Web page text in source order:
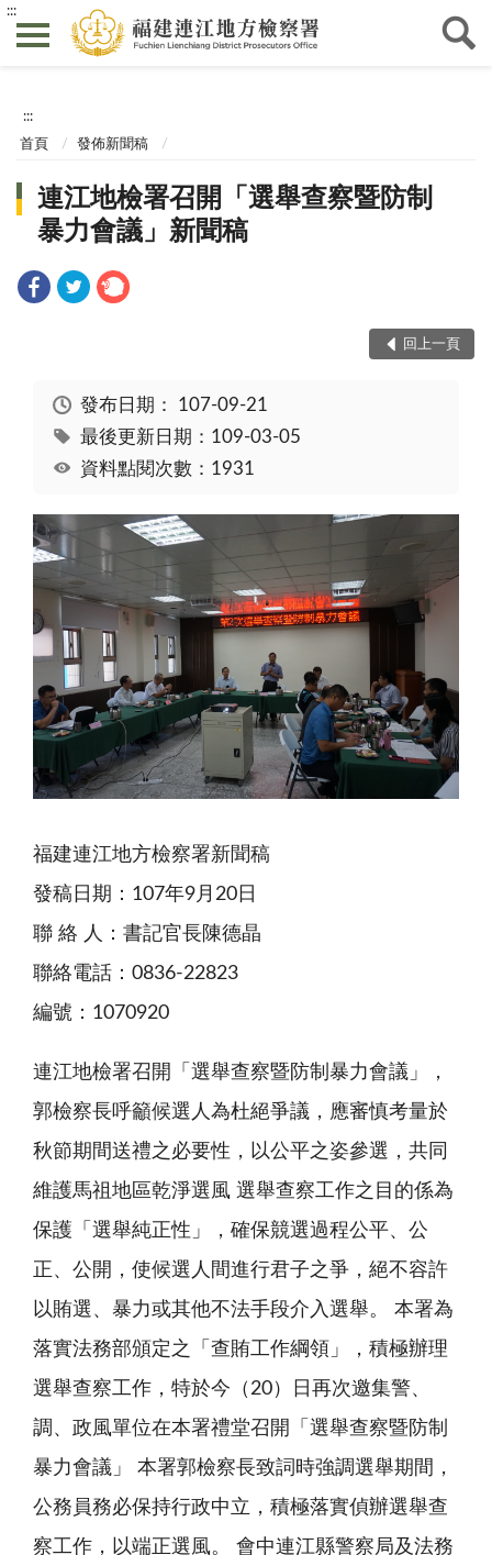
:::
:::
首頁 發佈新聞稿
連江地檢署召開「選舉查察暨防制
暴力會議」新聞稿
回上一頁
發布日期： 107-09-21
最後更新日期：109-03-05
資料點閱次數：1931
福建連江地方檢察署新聞稿
發稿日期：107年9月20日
聯 絡 人：書記官長陳德晶
聯絡電話：0836-22823
編號：1070920
連江地檢署召開「選舉查察暨防制暴力會議」，
郭檢察長呼籲候選人為杜絕爭議，應審慎考量於
秋節期間送禮之必要性，以公平之姿參選，共同
維護馬祖地區乾淨選風 選舉查察工作之目的係為
保護「選舉純正性」，確保競選過程公平、公
正、公開，使候選人間進行君子之爭，絕不容許
以賄選、暴力或其他不法手段介入選舉。 本署為
落實法務部頒定之「查賄工作綱領」，積極辦理
選舉查察工作，特於今（20）日再次邀集警、
調、政風單位在本署禮堂召開「選舉查察暨防制
暴力會議」 本署郭檢察長致詞時強調選舉期間，
公務員務必保持行政中立，積極落實偵辦選舉查
察工作，以端正選風。 會中連江縣警察局及法務